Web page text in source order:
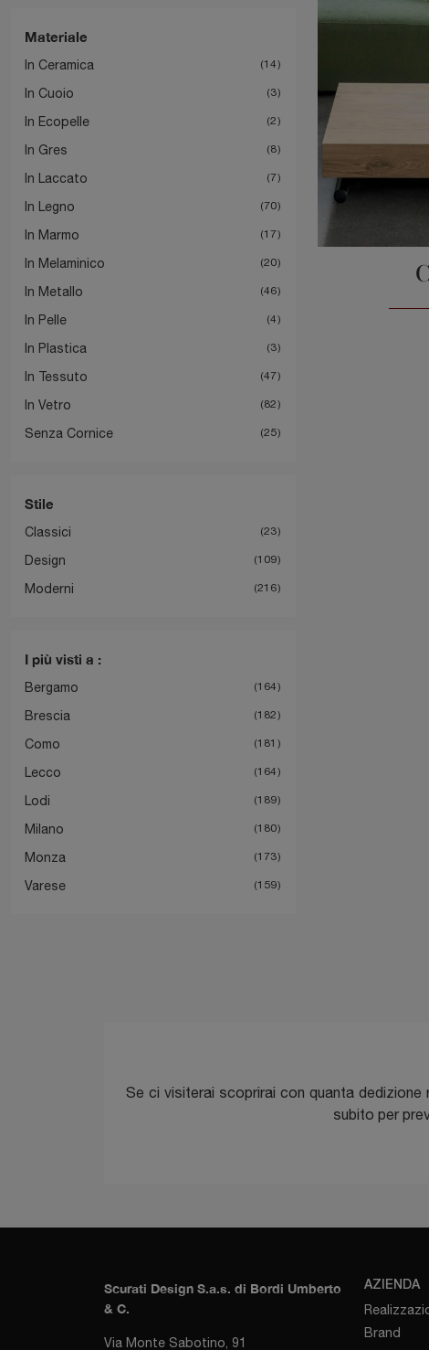
Materiale
In Ceramica 14
In Cuoio 3
In Ecopelle 2
In Gres 8
In Laccato 7
In Legno 70
In Marmo 17
In Melaminico 20
In Metallo 46
In Pelle 4
In Plastica 3
In Tessuto 47
In Vetro 82
Senza Cornice 25
Stile
Classici 23
Design 109
Moderni 216
I più visti a :
Bergamo 164
Brescia 182
Como 181
Lecco 164
Lodi 189
Milano 180
Monza 173
Varese 159
Se ci visiterai scoprirai con quanta
subito per
Scurati Design S.a.s. di Bordi Umberto
& C.
Via Monte Sabotino, 91
AZIENDA
Brand